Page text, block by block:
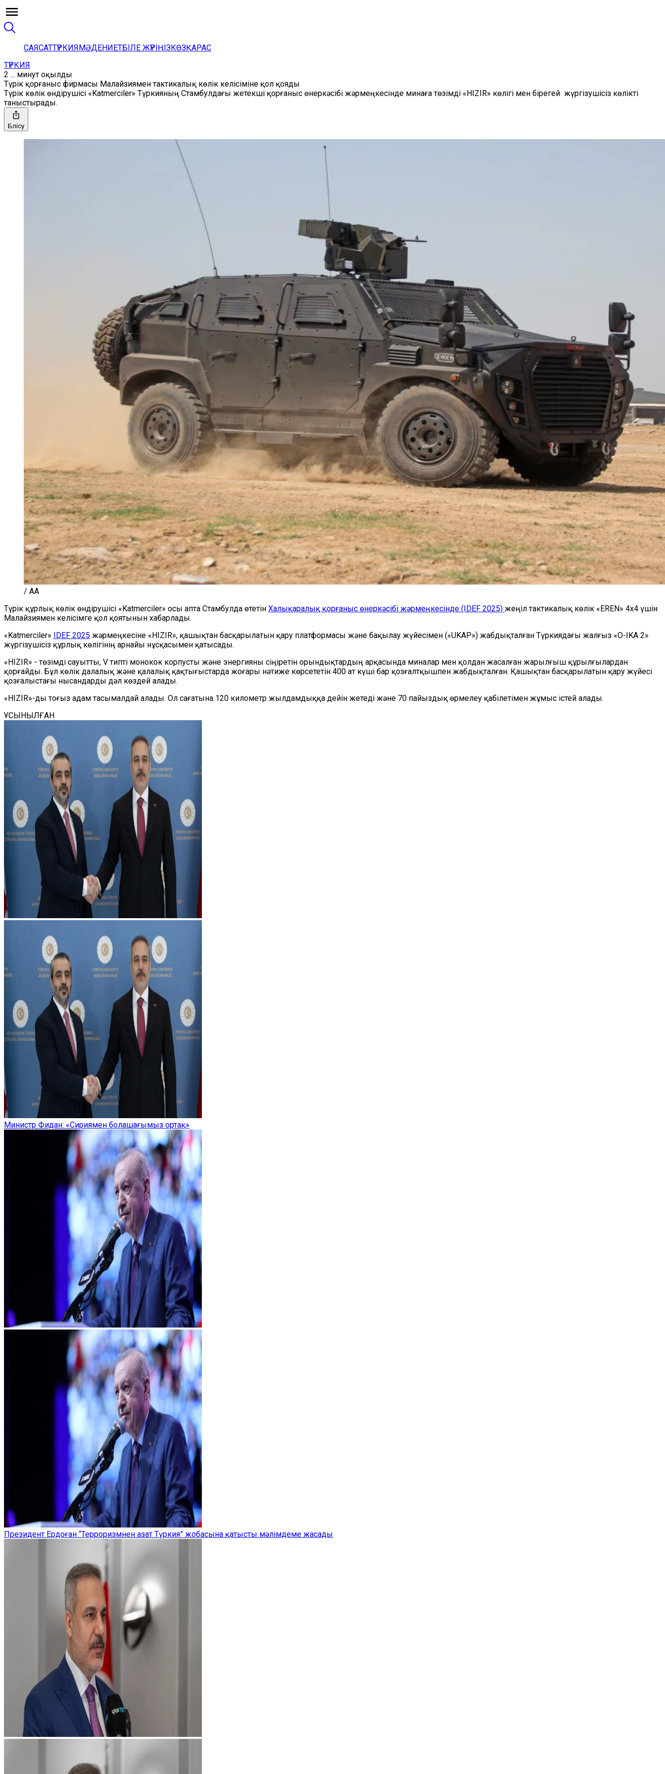
САЯСАТТҮРКИЯМӘДЕНИЕТБІЛЕ ЖҮРІҢІЗКӨЗҚАРАС
ТҮРКИЯ
2 ... минут оқылды
Түрік қорғаныс фирмасы Малайзиямен тактикалық көлік келісіміне қол қояды
Түрік көлік өндірушісі «Katmerciler» Түркияның Стамбулдағы жетекші қорғаныс өнеркәсібі жәрмеңкесінде минаға төзімді «HIZIR» көлігі мен бірегей жүргізушісіз көлікті
таныстырады.
Бөлісу
/ AA
Түрік құрлық көлік өндірушісі «Katmerciler» осы апта Стамбулда өтетін Халықаралық қорғаныс өнеркәсібі жәрмеңкесінде (IDEF 2025) жеңіл тактикалық көлік «EREN» 4x4 үшін
Малайзиямен келісімге қол қоятынын хабарлады.
«Katmerciler» IDEF 2025 жәрмеңкесіне «HIZIR», қашықтан басқарылатын қару платформасы және бақылау жүйесімен («UKAP») жабдықталған Түркиядағы жалғыз «O-IKA 2»
жүргізушісіз құрлық көлігінің арнайы нұсқасымен қатысады.
«HIZIR» - төзімді сауытты, V типті монокок корпусты және энергияны сіңіретін орындықтардың арқасында миналар мен қолдан жасалған жарылғыш құрылғылардан
қорғайды. Бұл көлік далалық және қалалық қақтығыстарда жоғары нәтиже көрсететін 400 ат күші бар қозғалтқышпен жабдықталған. Қашықтан басқарылатын қару жүйесі
қозғалыстағы нысандарды дәл көздей алады.
«HIZIR»-ды тоғыз адам тасымалдай алады. Ол сағатына 120 километр жылдамдыққа дейін жетеді және 70 пайыздық өрмелеу қабілетімен жұмыс істей алады.
ҰСЫНЫЛҒАН
Министр Фидан: «Сириямен болашағымыз ортақ»
Президент Ердоған “Терроризмнен азат Түркия” жобасына қатысты мәлімдеме жасады